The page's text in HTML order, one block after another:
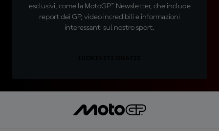
esclusivi, come la MotoGP™ Newsletter, che include
report dei GP, video incredibili e informazioni
interessanti sul nostro sport.